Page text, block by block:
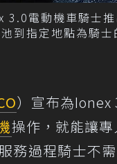
3.0電動機車騎士
到指定地點為騎
）宣布為Ionex
操作，就能讓
務過程騎士不